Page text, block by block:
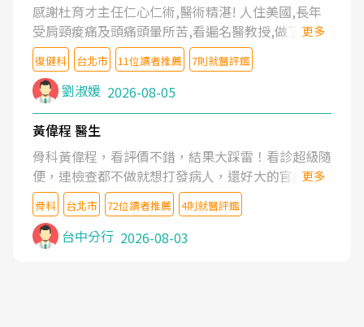
感謝杜育才主任仁心仁術,醫術精湛! 人住美國,長年
受肩頸痠痛及頭痛頭暈所苦,看遍名醫教授,做了各種
檢查,也嘗試過西醫打針,中醫針灸及物理徒手治療都
沒有用,後來連吃到嗎啡類止痛藥都效果有限,只是壓
症狀,沒多久就痛起來,多年失眠嚴重影響生活品質.
台灣親友介紹忠孝醫院杜育才主任是頸頭症候群專
家,上網搜尋杜主任相關文章新聞跟網路評價之後,下
定決心飛回台北找杜醫師診治. 杜主任的乾針跟增生
治療真的很厲害,第一次乾針就覺得整個肩頸鬆開,回
家特別好睡,經過幾次治療,長年頑疾已經好了大半,杜
主任除了打針超厲害,還會一直交代要改善姿勢跟好
好做運動,看診態度親切溫暖,真的是不可多得的良醫,
大力推荐!
更多
復健科 台北市 11位讀者推薦 7則就醫評鑑
劉淑媛 2026-08-05
黃偉程 醫生
骨科黃偉程，看評價不錯，結果大踩雷！看診超級隨
便，連檢查都不做就想打發病人，還好大的官威 ...
想詢問病情還被陰陽怪氣嘲諷一番。可能好評帶來的
大頭症，變得自負不尊重病人。醫術也不行，畢竟連
檢查都懶得做，治療會有用才怪。大家避雷吧！
更多
骨科 台北市 72位讀者推薦 4則就醫評鑑
台中分行 2026-08-03